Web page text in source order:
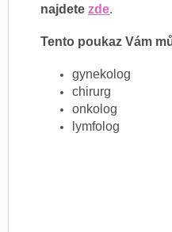
najdete zde.
Tento poukaz Vám
gynekolog
chirurg
onkolog
lymfolog